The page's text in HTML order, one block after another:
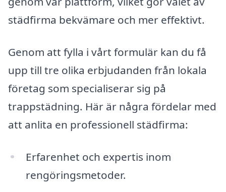
städfirma bekvämare och mer effektivt.
Genom att fylla i vårt formulär kan du få
upp till tre olika erbjudanden från lokala
företag som specialiserar sig på
trappstädning. Här är några fördelar med
att anlita en professionell städfirma:
Erfarenhet och expertis inom
rengöringsmetoder.